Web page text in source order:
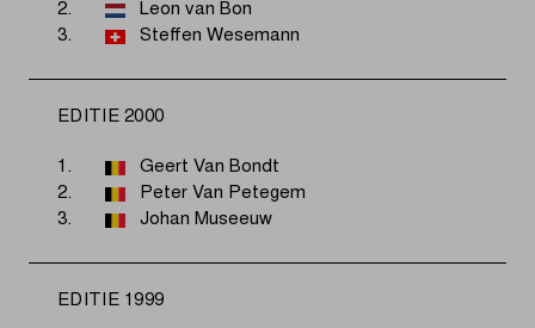
2.
Leon van Bon
3.
Steffen Wesemann
EDITIE 2000
1.
Geert Van Bondt
2.
Peter Van Petegem
3.
Johan Museeuw
EDITIE 1999